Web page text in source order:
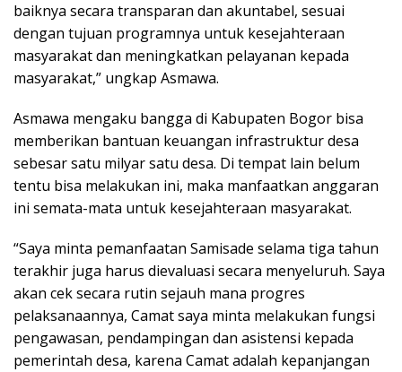
baiknya secara transparan dan akuntabel, sesuai
dengan tujuan programnya untuk kesejahteraan
masyarakat dan meningkatkan pelayanan kepada
masyarakat,” ungkap Asmawa.
Asmawa mengaku bangga di Kabupaten Bogor bisa
memberikan bantuan keuangan infrastruktur desa
sebesar satu milyar satu desa. Di tempat lain belum
tentu bisa melakukan ini, maka manfaatkan anggaran
ini semata-mata untuk kesejahteraan masyarakat.
“Saya minta pemanfaatan Samisade selama tiga tahun
terakhir juga harus dievaluasi secara menyeluruh. Saya
akan cek secara rutin sejauh mana progres
pelaksanaannya, Camat saya minta melakukan fungsi
pengawasan, pendampingan dan asistensi kepada
pemerintah desa, karena Camat adalah kepanjangan